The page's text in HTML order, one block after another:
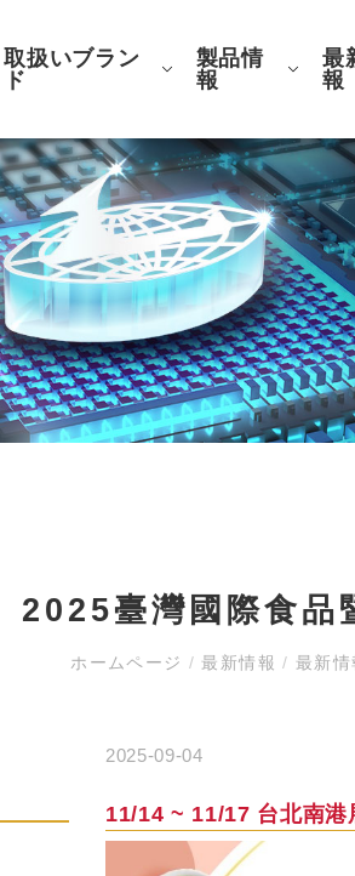
取扱いブラン
ド
製品情
報
最
報
2025臺灣國際食品
ホームページ / 最新情報/ 最新情
2025-09-04
11/14 ~ 11/17 台北南